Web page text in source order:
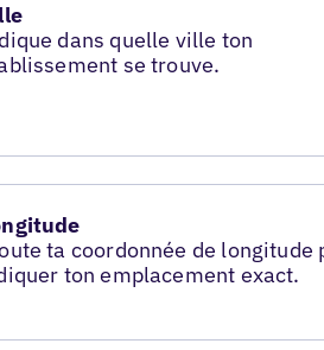
dans quelle ville ton
se trouve.
ta coordonnée de longitude
ton emplacement exact.